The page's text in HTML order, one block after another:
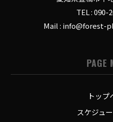
TEL : 090-
Mail : info@forest-
PAGE
トップ
スケジュ